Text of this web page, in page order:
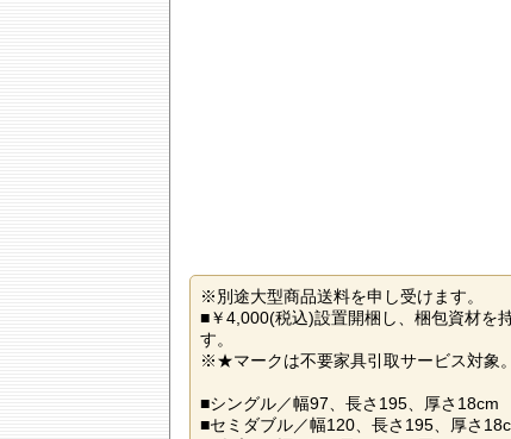
※別途大型商品送料を申し受けます。
■￥4,000(税込)設置開梱し、梱包資材を
す。
※★マークは不要家具引取サービス対象。
■シングル／幅97、長さ195、厚さ18cm
■セミダブル／幅120、長さ195、厚さ